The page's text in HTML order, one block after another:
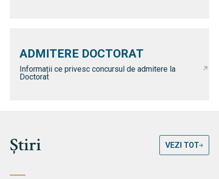
ADMITERE DOCTORAT
Informații ce privesc concursul de admitere la
Doctorat
Știri VEZI TOT